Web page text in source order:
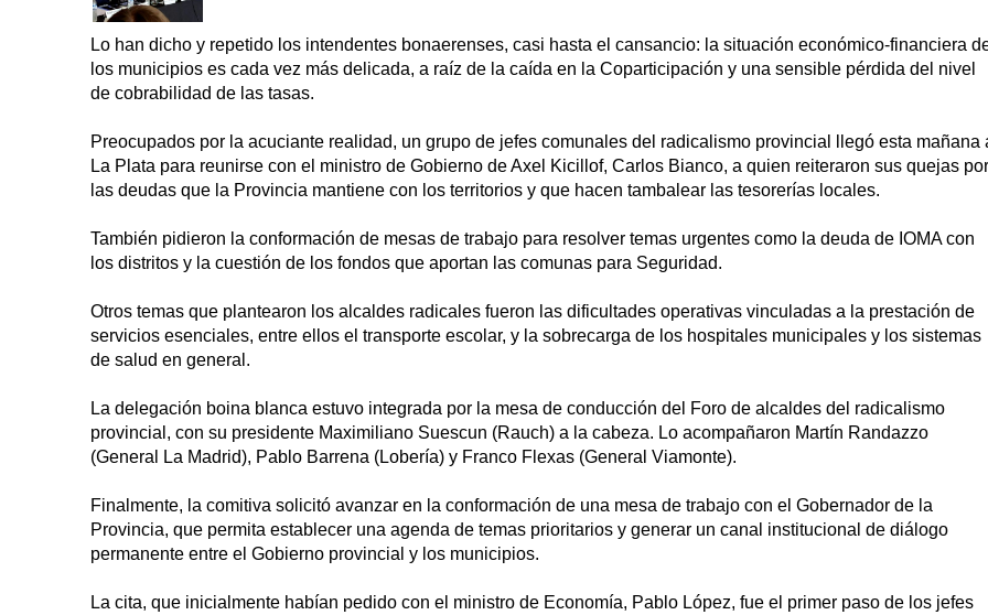
Lo han dicho y repetido los intendentes bonaerenses, casi hasta el cansancio: la situación económico-financiera
los municipios es cada vez más delicada, a raíz de la caída en la Coparticipación y una sensible pérdida del nivel
de cobrabilidad de las tasas.
Preocupados por la acuciante realidad, un grupo de jefes comunales del radicalismo provincial llegó esta mañana
La Plata para reunirse con el ministro de Gobierno de Axel Kicillof, Carlos Bianco, a quien reiteraron sus quejas por
las deudas que la Provincia mantiene con los territorios y que hacen tambalear las tesorerías locales.
También pidieron la conformación de mesas de trabajo para resolver temas urgentes como la deuda de IOMA con
los distritos y la cuestión de los fondos que aportan las comunas para Seguridad.
Otros temas que plantearon los alcaldes radicales fueron las dificultades operativas vinculadas a la prestación de
servicios esenciales, entre ellos el transporte escolar, y la sobrecarga de los hospitales municipales y los sistemas
de salud en general.
La delegación boina blanca estuvo integrada por la mesa de conducción del Foro de alcaldes del radicalismo
provincial, con su presidente Maximiliano Suescun (Rauch) a la cabeza. Lo acompañaron Martín Randazzo
(General La Madrid), Pablo Barrena (Lobería) y Franco Flexas (General Viamonte).
Finalmente, la comitiva solicitó avanzar en la conformación de una mesa de trabajo con el Gobernador de la
Provincia, que permita establecer una agenda de temas prioritarios y generar un canal institucional de diálogo
permanente entre el Gobierno provincial y los municipios.
La cita, que inicialmente habían pedido con el ministro de Economía, Pablo López, fue el primer paso de los jefes